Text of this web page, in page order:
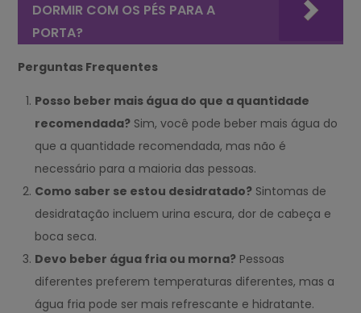
DORMIR COM OS PÉS PARA A
PORTA?
Perguntas Frequentes
Posso beber mais água do que a quantidade
recomendada? Sim, você pode beber mais água do
que a quantidade recomendada, mas não é
necessário para a maioria das pessoas.
Como saber se estou desidratado? Sintomas de
desidratação incluem urina escura, dor de cabeça e
boca seca.
Devo beber água fria ou morna? Pessoas
diferentes preferem temperaturas diferentes, mas a
água fria pode ser mais refrescante e hidratante.